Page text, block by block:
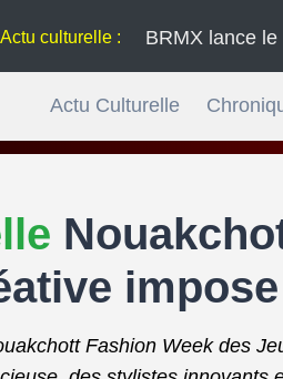
: BRMX lance le Martaba
Actu Culturelle
Fashion Week des